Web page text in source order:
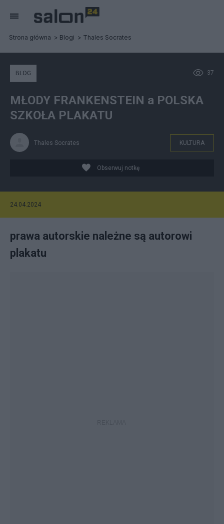
Strona główna Blogi Thales Socrates
37
BLOG
MŁODY FRANKENSTEIN a POLSKA
SZKOŁA PLAKATU
Thales Socrates KULTURA
Obserwuj notkę
24.04.2024
prawa autorskie należne są autorowi
plakatu